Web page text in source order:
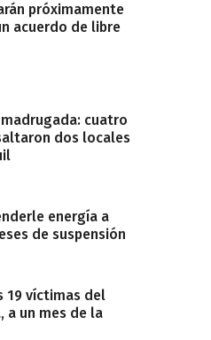
próximamente
acuerdo de libre
cuatro
dos locales
energía a
de suspensión
19 víctimas del
a un mes de la